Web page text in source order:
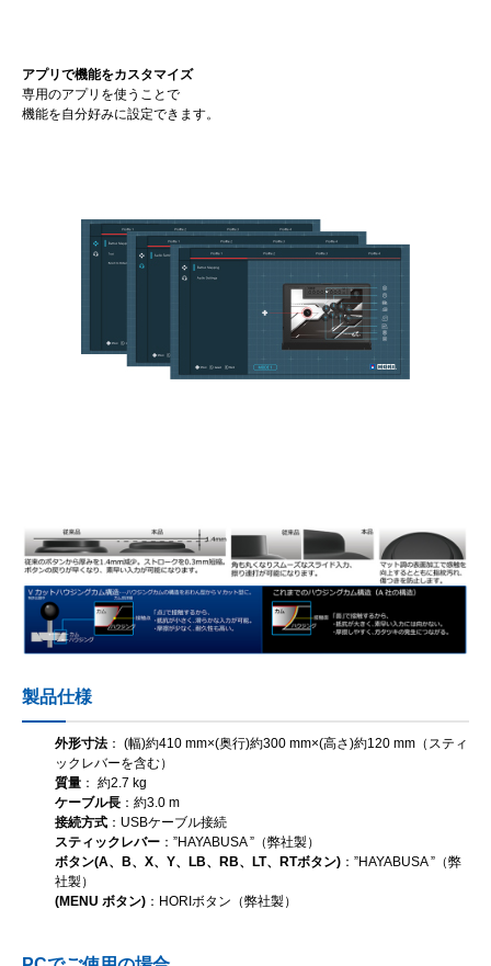
アプリで機能をカスタマイズ
専用のアプリを使うことで
機能を自分好みに設定できます。
製品仕様
外形寸法 ： (幅)約410 mm×(奥行)約300 mm×(高さ)約120 mm（スティ
ックレバーを含む）
質量 ： 約2.7 kg
ケーブル長 ：約3.0 m
接続方式 ：USBケーブル接続
スティックレバー ：”HAYABUSA ”（弊社製）
ボタン(A、B、X、Y、LB、RB、LT、RTボタン) ：”HAYABUSA ”（弊
社製）
(MENU ボタン) ：HORIボタン（弊社製）